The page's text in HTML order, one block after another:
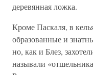
деревянная ложка.
Кроме Паскаля, в
образованные и
но, как и Блез,
называли